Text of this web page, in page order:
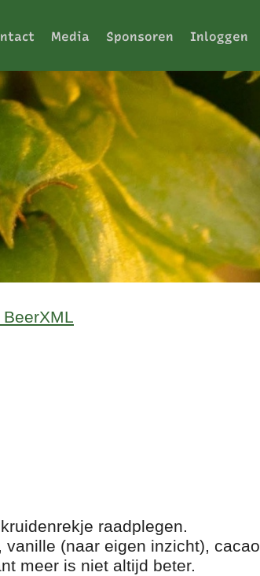
raadplegen.
(naar eigen inzicht), cacao
meer is niet altijd beter.
Media Sponsoren Inloggen